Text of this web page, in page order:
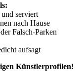
serviert
nach Hause
Falsch-Parken
aufsagt
Künstlerprofilen!